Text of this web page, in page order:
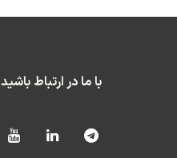
با ما در ارتباط باشید